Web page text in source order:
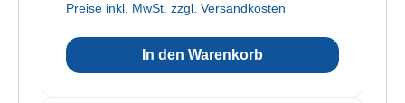
Preise inkl. MwSt. zzgl. Versandkosten
In den Warenkorb